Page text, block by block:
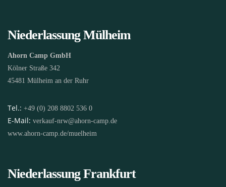
Niederlassung Mülheim
Ahorn Camp GmbH
Kölner Straße 342
45481 Mülheim an der Ruhr
Tel.: +49 (0) 208 8802 536 0
E-Mail: verkauf-nrw@ahorn-camp.de
www.ahorn-camp.de/muelheim
Niederlassung Frankfurt